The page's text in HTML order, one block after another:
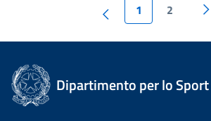
1 2
Dipartimento per lo Sport